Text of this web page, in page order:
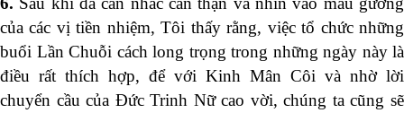
của các vị tiền nhiệm, Tôi thấy rằng, việc tổ chức những
buổi Lần Chuỗi cách long trọng trong những ngày này là
điều rất thích hợp, để với Kinh Mân Côi và nhờ lời
chuyển cầu của Đức Trinh Nữ cao vời, chúng ta cũng sẽ